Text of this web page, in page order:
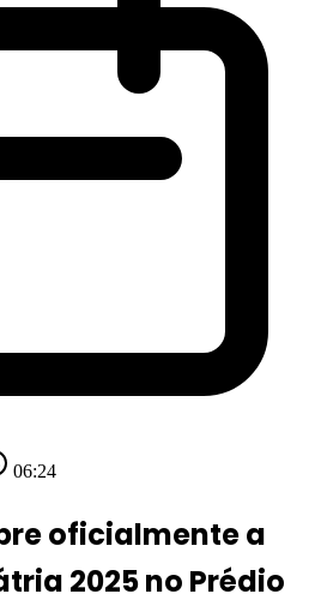
06:24
oficialmente a
2025 no Prédio